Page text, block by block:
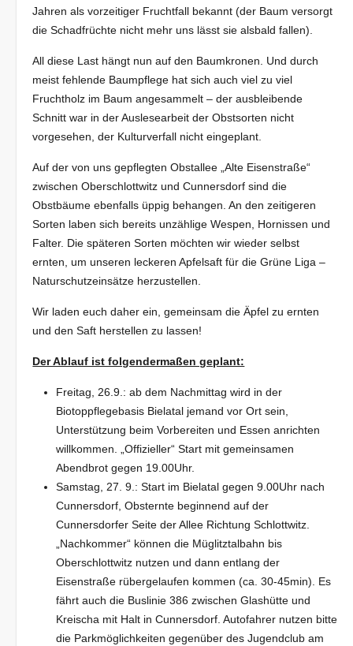
Jahren als vorzeitiger Fruchtfall bekannt (der Baum versorgt
die Schadfrüchte nicht mehr uns lässt sie alsbald fallen).
All diese Last hängt nun auf den Baumkronen. Und durch
meist fehlende Baumpflege hat sich auch viel zu viel
Fruchtholz im Baum angesammelt – der ausbleibende
Schnitt war in der Auslesearbeit der Obstsorten nicht
vorgesehen, der Kulturverfall nicht eingeplant.
Auf der von uns gepflegten Obstallee „Alte Eisenstraße“
zwischen Oberschlottwitz und Cunnersdorf sind die
Obstbäume ebenfalls üppig behangen. An den zeitigeren
Sorten laben sich bereits unzählige Wespen, Hornissen und
Falter. Die späteren Sorten möchten wir wieder selbst
ernten, um unseren leckeren Apfelsaft für die Grüne Liga –
Naturschutzeinsätze herzustellen.
Wir laden euch daher ein, gemeinsam die Äpfel zu ernten
und den Saft herstellen zu lassen!
Der Ablauf ist folgendermaßen geplant:
Freitag, 26.9.: ab dem Nachmittag wird in der
Biotoppflegebasis Bielatal jemand vor Ort sein,
Unterstützung beim Vorbereiten und Essen anrichten
willkommen. „Offizieller“ Start mit gemeinsamen
Abendbrot gegen 19.00Uhr.
Samstag, 27. 9.: Start im Bielatal gegen 9.00Uhr nach
Cunnersdorf, Obsternte beginnend auf der
Cunnersdorfer Seite der Allee Richtung Schlottwitz.
„Nachkommer“ können die Müglitztalbahn bis
Oberschlottwitz nutzen und dann entlang der
Eisenstraße rübergelaufen kommen (ca. 30-45min). Es
fährt auch die Buslinie 386 zwischen Glashütte und
Kreischa mit Halt in Cunnersdorf. Autofahrer nutzen bitte
die Parkmöglichkeiten gegenüber des Jugendclub am